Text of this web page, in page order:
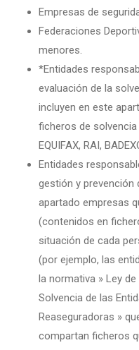
Empresas de
Federaciones
menores.
*Entidades
evaluación de la
incluyen en este
ficheros de
EQUIFAX, RAI,
Entidades
gestión y prevención
apartado empresas
(contenidos en
situación de cada
(por ejemplo, las
la normativa » Ley
Solvencia de las
Reaseguradoras »
compartan ficheros